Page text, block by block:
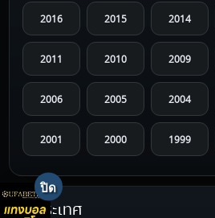
2016 2015 2014
2011 2010 2009
2006 2005 2004
2001 2000 1999
1996 1995 1994
ประเทศ